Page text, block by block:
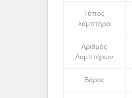
Τύπος
λαμπτήρα
Αριθμός
Λαμπτήρων
Βάρος